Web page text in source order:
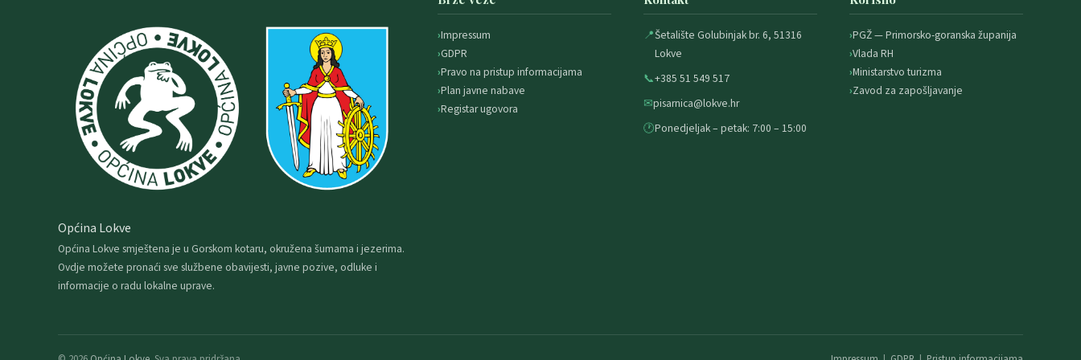
Općina Lokve
Općina Lokve smještena je u Gorskom kotaru, okružena šumama i jezerima.
Ovdje možete pronaći sve službene obavijesti, javne pozive, odluke i
informacije o radu lokalne uprave.
Impressum
GDPR
Pravo na pristup informacijama
Plan javne nabave
Registar ugovora
📍Šetalište Golubinjak br. 6, 51316
Lokve
📞+385 51 549 517
✉pisarnica@lokve.hr
🕐Ponedjeljak – petak: 7:00 – 15:00
PGŽ — Primorsko-goranska županija
Vlada RH
Ministarstvo turizma
Zavod za zapošljavanje